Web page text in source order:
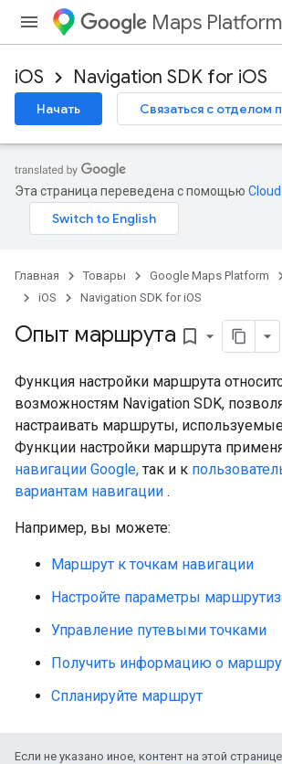
Maps Platform
iOS Navigation SDK for iOS
Начать Связаться с отделом
Эта страница переведена с помощью
Главная Товары Google Maps Platform
iOS
Navigation SDK for iOS
Опыт маршрута bookmark_border
Функция настройки маршрута
возможностям Navigation SDK,
настраивать маршруты,
Функции настройки маршрута
навигации Google, так и к
вариантам навигации .
Например, вы можете:
Маршрут к точкам навигации
Настройте параметры
Управление путевыми точками
Получить информацию о
Спланируйте маршрут
Если не указано иное, контент на этой